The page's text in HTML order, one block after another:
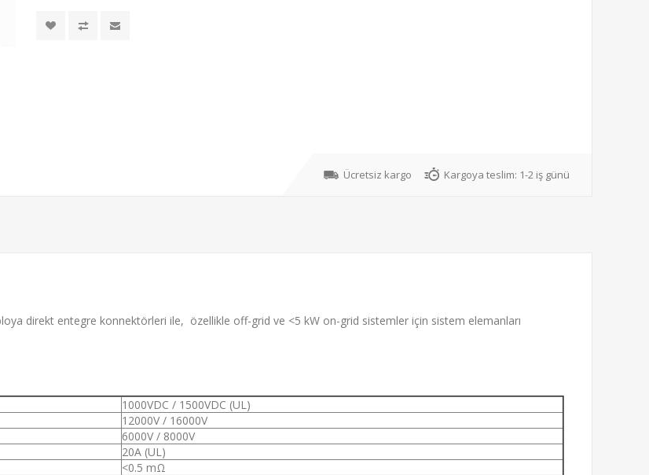
Ücretsiz kargo Kargoya teslim: 1-2 iş günü
direkt entegre konnektörleri ile, özellikle off-grid ve <5 kW on-grid sistemler için sistem elemanları
1000VDC / 1500VDC (UL)
12000V / 16000V
6000V / 8000V
20A (UL)
<0.5 mΩ